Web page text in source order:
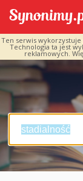
Ten serwis
Technologia ta jest
reklamowych.